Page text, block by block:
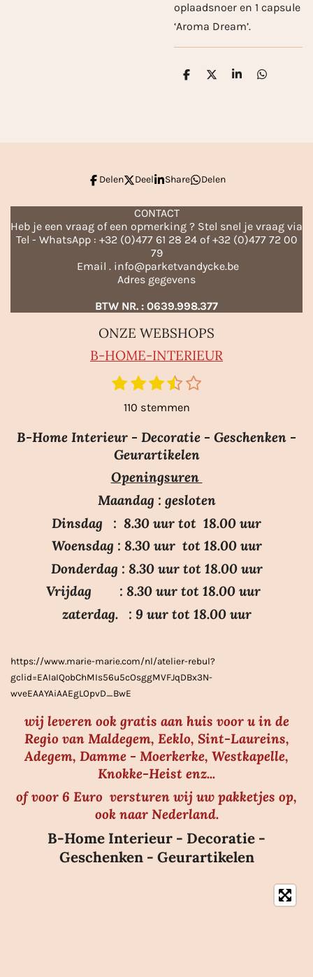
oplaadsnoer en 1 capsule
‘Aroma Dream’.
D
D
S
D
Delen Deel Share Delen
CONTACT
Heb je een vraag of een opmerking ? Stel snel je vraag via
Tel - WhatsApp : +32 (0)477 61 28 24 of +32 (0)477 72 00
79
Email . info@parketvandycke.be
Adres gegevens
BTW NR. : 0639.998.377
ONZE WEBSHOPS
B-HOME-INTERIEUR
e
n
1
e
r
2
s
t
e
r
e
n
3
s
t
e
r
e
n
4
t
e
r
e
n
5
t
e
r
e
n
S
m
110 stemmen
B-Home Interieur - Decoratie - Geschenken -
Geurartikelen
Openingsuren
Maandag : gesloten
Dinsdag : 8.30 uur tot 18.00 uur
Woensdag : 8.30 uur tot 18.00 uur
Donderdag : 8.30 uur tot 18.00 uur
Vrijdag : 8.30 uur tot 18.00 uur
zaterdag. : 9 uur tot 18.00 uur
https://www.marie-marie.com/nl/atelier-rebul?
gclid=EAIaIQobChMIs56u5cOsggMVFJqDBx3N-
wveEAAYAiAAEgLOpvD_BwE
wij leveren ook gratis aan huis voor u in de
Regio van Maldegem, Eeklo, Sint-Laureins,
Adegem, Damme - Moerkerke, Westkapelle,
Knokke-Heist enz...
of voor 6 Euro versturen wij uw pakketjes op,
ook naar Nederland.
B-Home Interieur - Decoratie -
Geschenken - Geurartikelen